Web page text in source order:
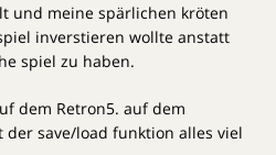
und meine spärlichen kröten
inverstieren wollte anstatt
spiel zu haben.
dem Retron5. auf dem
der save/load funktion alles viel